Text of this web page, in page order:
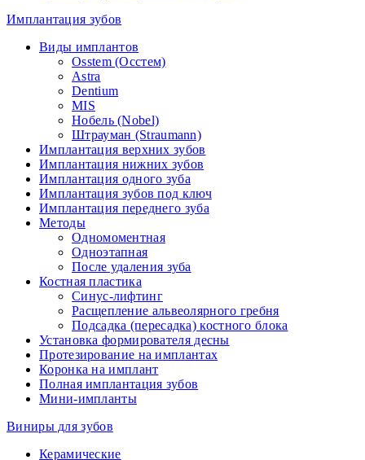
Имплантация зубов
Виды имплантов
Osstem (Осстем)
Astra
Dentium
MIS
Нобель (Nobel)
Штрауман (Straumann)
Имплантация верхних зубов
Имплантация нижних зубов
Имплантация одного зуба
Имплантация зубов под ключ
Имплантация переднего зуба
Методы
Одномоментная
Одноэтапная
После удаления зуба
Костная пластика
Синус-лифтинг
Расщепление альвеолярного гребня
Подсадка (пересадка) костного блока
Установка формирователя десны
Протезирование на имплантах
Коронка на имплант
Полная имплантация зубов
Мини-импланты
Виниры для зубов
Керамические